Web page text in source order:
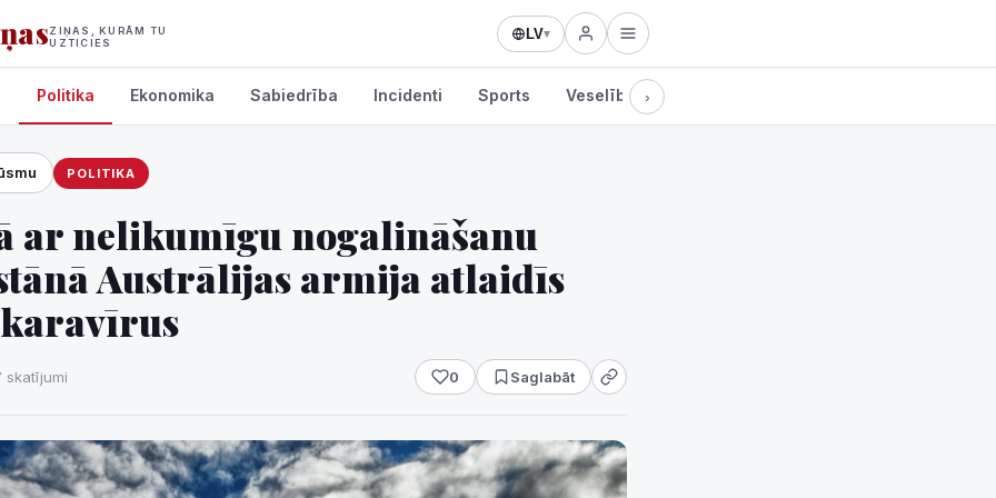
ZIŅAS, KURĀM TU
UZTICIES
LV▾
Politika Ekonomika Sabiedrība Incidenti Sports Veselība ›
POLITIKA
ar nelikumīgu nogalināšanu
Austrālijas armija atlaidīs
skatījumi 0 Saglabāt